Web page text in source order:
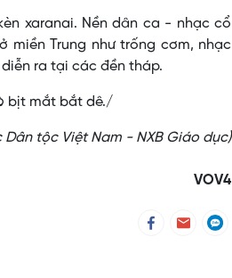
xaranai. Nền dân ca - nhạc cổ
Trung như trống cơm, nhạc
ra tại các đền tháp.
bịt mắt bắt dê./
Dân tộc Việt Nam - NXB Giáo dục)
VOV4